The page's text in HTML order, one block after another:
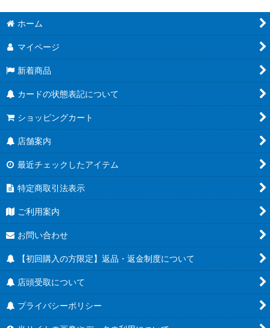
ホーム
マイページ
新着商品
カードの状態表記について
ショッピングカート
店舗案内
最近チェックしたアイテム
特定商取引法表示
ご利用案内
お問い合わせ
【初回購入の方限定】返品・返金制度について
店頭受取について
プライバシーポリシー